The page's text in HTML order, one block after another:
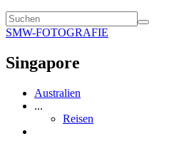
SMW-FOTOGRAFIE
Singapore
Australien
...
Reisen